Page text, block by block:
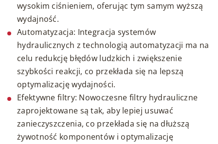
wysokim ciśnieniem, oferując tym samym wyższą
wydajność.
Automatyzacja: Integracja systemów
hydraulicznych z technologią automatyzacji ma na
celu redukcję błędów ludzkich i zwiększenie
szybkości reakcji, co przekłada się na lepszą
optymalizację wydajności.
Efektywne filtry: Nowoczesne filtry hydrauliczne
zaprojektowane są tak, aby lepiej usuwać
zanieczyszczenia, co przekłada się na dłuższą
żywotność komponentów i optymalizację